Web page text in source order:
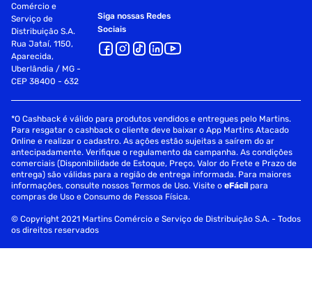
Comércio e
Serviço de
Distribuição S.A.
Rua Jataí, 1150,
Aparecida,
Uberlândia / MG -
CEP 38400 - 632
Siga nossas Redes
Sociais
*O Cashback é válido para produtos vendidos e entregues pelo Martins.
Para resgatar o cashback o cliente deve baixar o App Martins Atacado
Online e realizar o cadastro. As ações estão sujeitas a saírem do ar
antecipadamente. Verifique o regulamento da campanha. As condições
comerciais (Disponibilidade de Estoque, Preço, Valor do Frete e Prazo de
entrega) são válidas para a região de entrega informada. Para maiores
informações, consulte nossos Termos de Uso. Visite oeFácil para
compras de Uso e Consumo de Pessoa Física.
© Copyright 2021 Martins Comércio e Serviço de Distribuição S.A. - Todos
os direitos reservados